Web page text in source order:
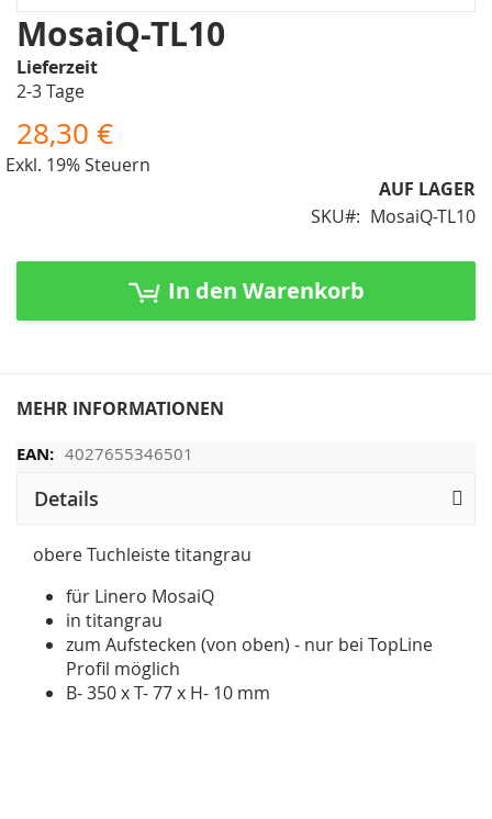
MosaiQ-TL10
Lieferzeit
2-3 Tage
28,30 €
Exkl. 19% Steuern
AUF LAGER
SKU
MosaiQ-TL10
In den Warenkorb
MEHR INFORMATIONEN
4027655346501
Zum
Anfang
der
Bildergalerie
springen
Details
obere Tuchleiste titangrau
für Linero MosaiQ
in titangrau
zum Aufstecken (von oben) - nur bei TopLine
Profil möglich
B- 350 x T- 77 x H- 10 mm